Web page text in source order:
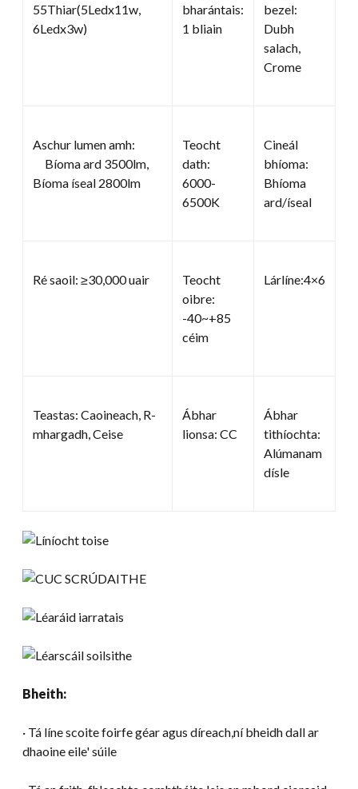
55Thiar(5Ledx11w,
6Ledx3w)
bharántais:
1 bliain
bezel:
Dubh
salach,
Crome
Aschur lumen amh:
Bíoma ard 3500lm,
Bíoma íseal 2800lm
Teocht
dath:
6000-
6500K
Cineál
bhíoma:
Bhíoma
ard/íseal
Ré saoil: ≥30,000 uair
Teocht
oibre:
-40~+85
céim
Lárlíne:4×6
Teastas: Caoineach, R-
mhargadh, Ceise
Ábhar
lionsa: CC
Ábhar
tithíochta:
Alúmanam
dísle
Bheith:
· Tá líne scoite foirfe géar agus díreach,ní bheidh dall ar
dhaoine eile' súile